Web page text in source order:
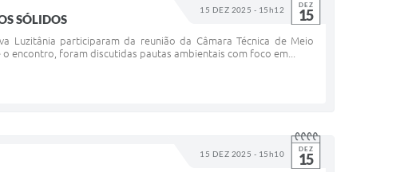
15 DEZ 2025 - 15h12 DEZ
15
SÓLIDOS
Luzitânia participaram da reunião da Câmara Técnica de Meio
encontro, foram discutidas pautas ambientais com foco em...
15 DEZ 2025 - 15h10 DEZ
15